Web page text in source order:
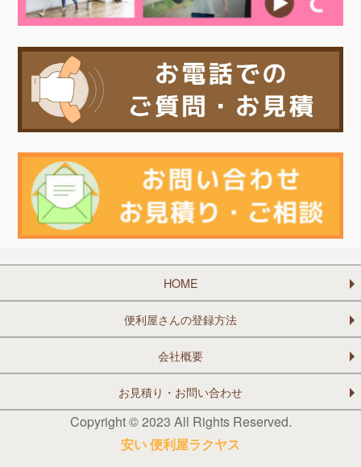
HOME
便利屋さんの登録方法
会社概要
お見積り・お問い合わせ
Copyright © 2023 All Rights Reserved.
安い 便利屋ラクヤス